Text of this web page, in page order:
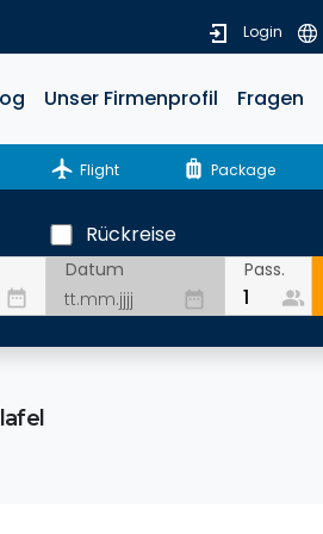
Login
Unser Firmenprofil Fragen
flight Flight luggage Package
date_range
Rückreise
Datum
date_range
Pass.
people_alt